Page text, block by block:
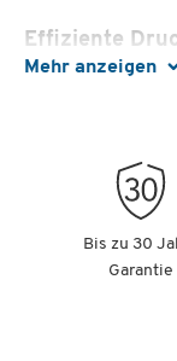
Mehr anzeigen
Effiziente
Duplexdruck,
arbeiten Sie
starke
Bis zu 30
Garantie